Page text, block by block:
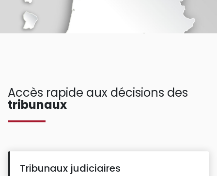
Accès rapide aux décisions des
tribunaux
Tribunaux judiciaires